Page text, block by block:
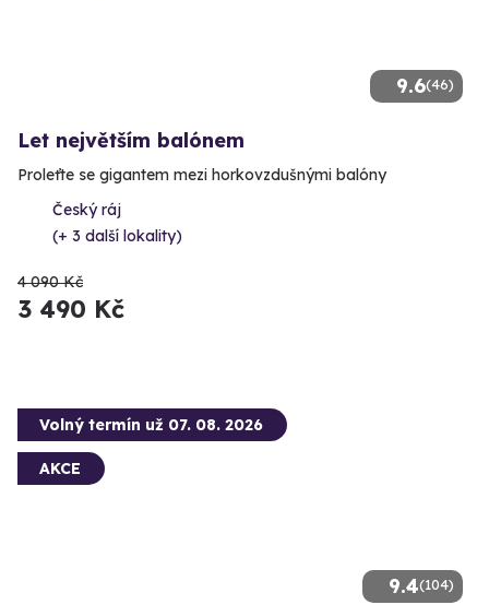
9.6(46)
Let největším balónem
Proleťte se gigantem mezi horkovzdušnými balóny
Český ráj
(+ 3 další lokality)
4 090 Kč
3 490 Kč
9.4(104)
Volný termín už 07. 08. 2026
AKCE